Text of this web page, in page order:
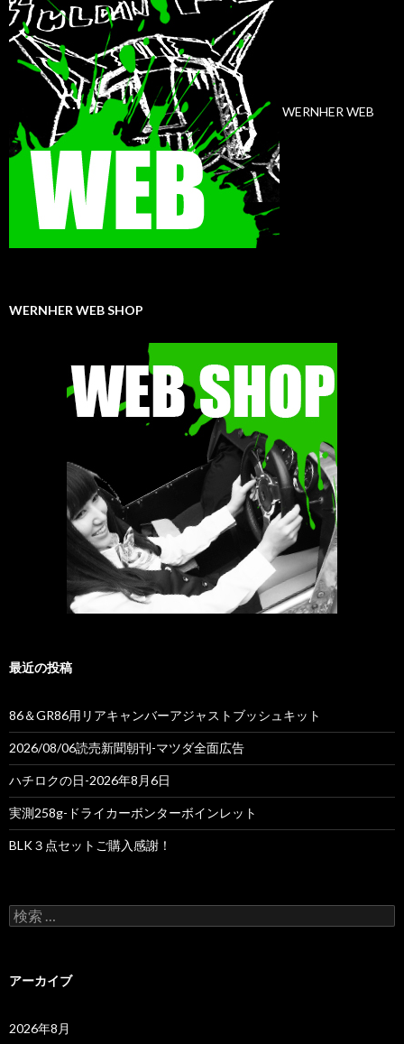
WERNHER WEB
WERNHER WEB SHOP
最近の投稿
86＆GR86用リアキャンバーアジャストブッシュキット
2026/08/06読売新聞朝刊-マツダ全面広告
ハチロクの日-2026年8月6日
実測258g-ドライカーボンターボインレット
BLK３点セットご購入感謝！
検
索
アーカイブ
2026年8月